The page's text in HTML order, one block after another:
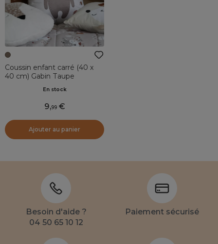
Coussin enfant carré (40 x
40 cm) Gabin Taupe
En stock
9,99
Ajouter au panier
Besoin d'aide ?
04 50 65 10 12
Paiement sécurisé